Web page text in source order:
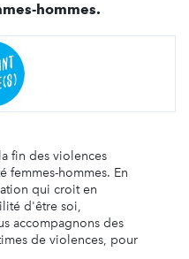
hommes.
fin des violences
femmes-hommes. En
qui croit en
d'être soi,
accompagnons des
de violences, pour